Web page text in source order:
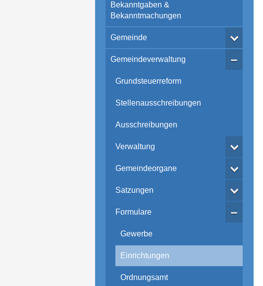
Bekanntgaben &
Bekanntmachungen
Gemeinde
Gemeindeverwaltung
Grundsteuerreform
Stellenausschreibungen
Ausschreibungen
Verwaltung
Gemeindeorgane
Satzungen
Formulare
Gewerbe
Einrichtungen
Ordnungsamt